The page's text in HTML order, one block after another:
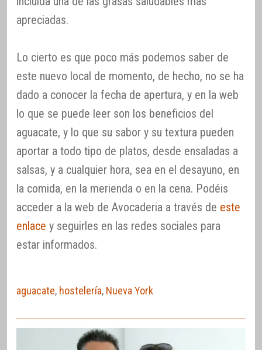
apreciadas.
Lo cierto es que poco más podemos saber de
este nuevo local de momento, de hecho, no se ha
dado a conocer la fecha de apertura, y en la web
lo que se puede leer son los beneficios del
aguacate, y lo que su sabor y su textura pueden
aportar a todo tipo de platos, desde ensaladas a
salsas, y a cualquier hora, sea en el desayuno, en
la comida, en la merienda o en la cena. Podéis
acceder a la web de Avocaderia a través de este
enlace y seguirles en las redes sociales para
estar informados.
aguacate, hostelería, Nueva York